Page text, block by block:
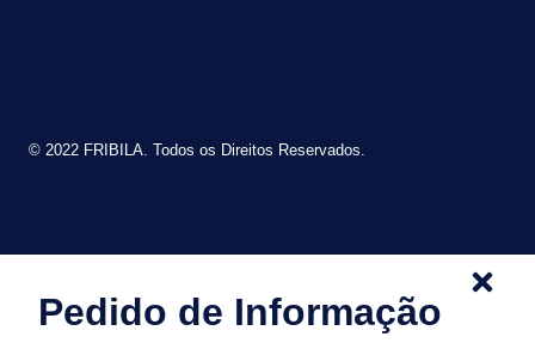
© 2022 FRIBILA. Todos os Direitos Reservados.
Pedido de Informação